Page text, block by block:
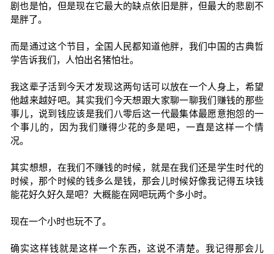
剧也是怕，但是现在它最大的缺点依旧是胖，但最大的悲剧不
是胖了。
而是通过这个节目，全国人民都知道他胖，我们中国的古典哲
学告诉我们，人怕出名猪怕壮。
我这辈子活到今天才发现这两句话可以放在一个人身上，希望
他越来越好吧。其实我们今天想跟大家聊一聊我们赚钱的那些
事儿，说到钱应该是我们八零后这一代最集体最愿意抱怨的一
个事儿的，因为我们赚得少花的多是吧，一直是这样一个情
况。
其实想想，在我们不赚钱的时候，就是在我们还是学生时代的
时候，那个时候的钱多么是钱，那会儿时候好像我记得五块钱
能花好久好久是吧？大概能在网吧玩两个多小时。
现在一个小时也玩不了。
确实这样钱就是这样一个东西，这说不清楚。我记得那会儿